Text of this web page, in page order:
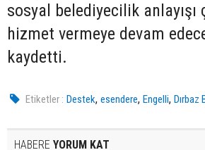
sosyal belediyecilik anlayışı
hizmet vermeye devam
kaydetti.
Etiketler : Destek,esendere,Engelli,Dırbaz
HABERE YORUM KAT